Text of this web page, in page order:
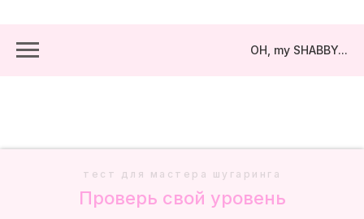
OH, my SHABBY...
тест для мастера шугаринга
Проверь свой уровень